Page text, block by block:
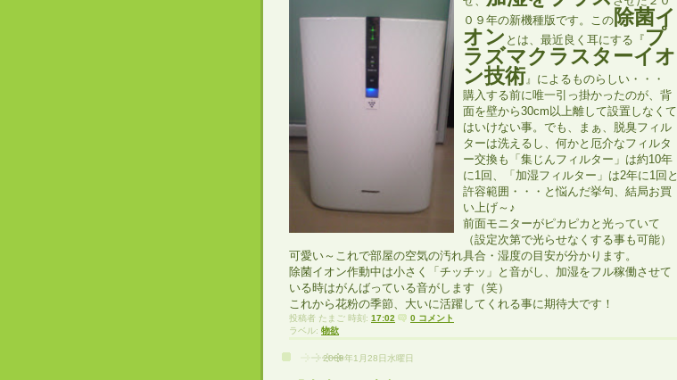
０９年の新機種版です。この 除菌イ
オン とは、最近良く耳にする『 プ
ラズマクラスターイオ
ン技術』によるものらしい・・・
購入する前に唯一引っ掛かったのが、背
面を壁から30cm以上離して設置しなくて
はいけない事。でも、まぁ、脱臭フィル
ターは洗えるし、何かと厄介なフィルタ
ー交換も「集じんフィルター」は約10年
に1回、「加湿フィルター」は2年に1回と
許容範囲・・・と悩んだ挙句、結局お買
い上げ～♪
前面モニターがピカピカと光っていて
（設定次第で光らせなくする事も可能）
可愛い～これで部屋の空気の汚れ具合・湿度の目安が分かります。
除菌イオン作動中は小さく「チッチッ」と音がし、加湿をフル稼働させて
いる時はがんばっている音がします（笑）
これから花粉の季節、大いに活躍してくれる事に期待大です！
投稿者 たまご 時刻: 17:02
0 コメント
ラベル: 物欲
2009年1月28日水曜日